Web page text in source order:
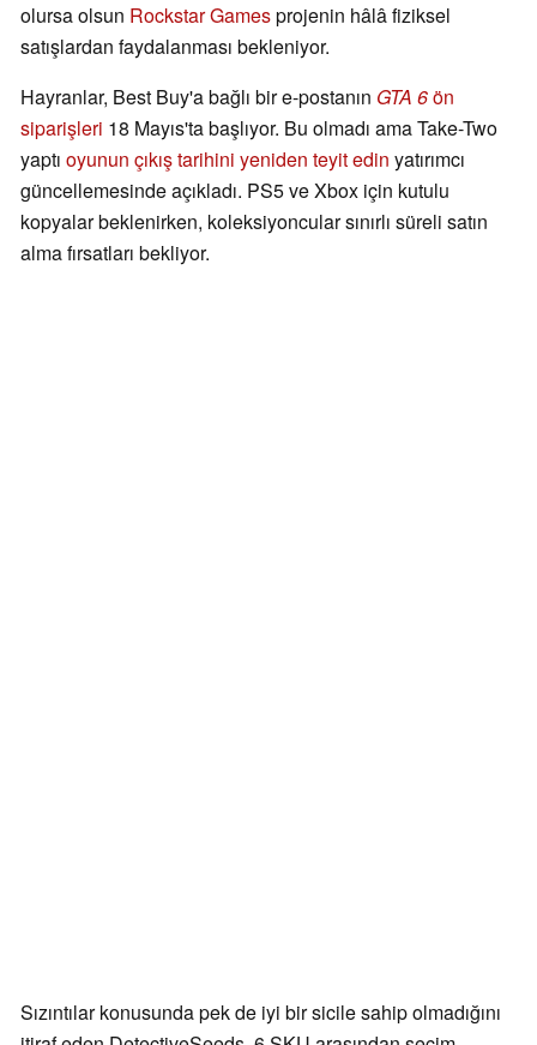
olursa olsun Rockstar Gamesprojenin hâlâ fiziksel
satışlardan faydalanması bekleniyor.
Hayranlar, Best Buy'a bağlı bir e-postanın GTA 6ön
siparişleri 18 Mayıs'ta başlıyor. Bu olmadı ama Take-Two
yaptı oyunun çıkış tarihini yeniden teyit edin yatırımcı
güncellemesinde açıkladı. PS5 ve Xbox için kutulu
kopyalar beklenirken, koleksiyoncular sınırlı süreli satın
alma fırsatları bekliyor.
Sızıntılar konusunda pek de iyi bir sicile sahip olmadığını